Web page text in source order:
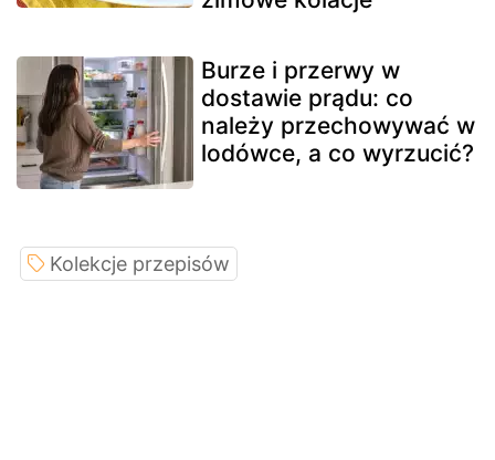
Burze i przerwy w
dostawie prądu: co
należy przechowywać w
lodówce, a co wyrzucić?
Kolekcje przepisów